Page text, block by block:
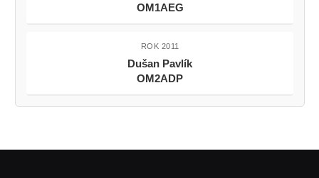
OM1AEG
ROK 2011
Dušan Pavlík
OM2ADP